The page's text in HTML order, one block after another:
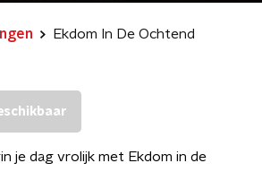
Ekdom In De Ochtend
je dag vrolijk met Ekdom in de